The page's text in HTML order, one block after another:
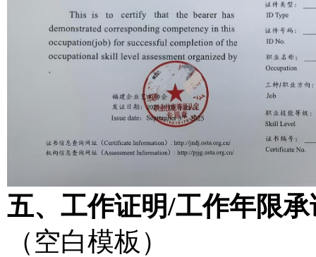
五、工作证明/工作年限
（空白模板）